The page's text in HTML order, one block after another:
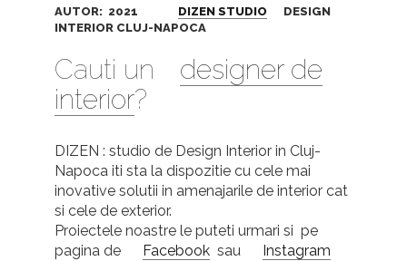
AUTOR: 2021 DIZEN STUDIO DESIGN
INTERIOR CLUJ-NAPOCA
Cauti un
designer de
interior?
DIZEN : studio de Design Interior in Cluj-
Napoca iti sta la dispozitie cu cele mai
inovative solutii in amenajarile de interior cat
si cele de exterior.
Proiectele noastre le puteti urmari si pe
pagina de
Facebooksau
Instagram